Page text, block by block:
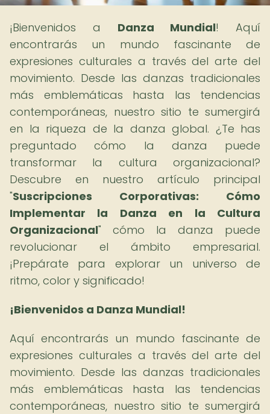
¡Bienvenidos a Danza Mundial! Aquí
encontrarás un mundo fascinante de
expresiones culturales a través del arte del
movimiento. Desde las danzas tradicionales
más emblemáticas hasta las tendencias
contemporáneas, nuestro sitio te sumergirá
en la riqueza de la danza global. ¿Te has
preguntado cómo la danza puede
transformar la cultura organizacional?
Descubre en nuestro artículo principal
"Suscripciones Corporativas: Cómo
Implementar la Danza en la Cultura
Organizacional" cómo la danza puede
revolucionar el ámbito empresarial.
¡Prepárate para explorar un universo de
ritmo, color y significado!
¡Bienvenidos a Danza Mundial!
Aquí encontrarás un mundo fascinante de
expresiones culturales a través del arte del
movimiento. Desde las danzas tradicionales
más emblemáticas hasta las tendencias
contemporáneas, nuestro sitio te sumergirá